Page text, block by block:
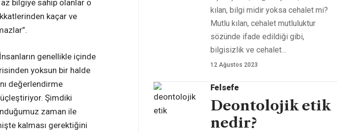
az bilgiye sahip olanlar o
kaçar ve
genellikle içinde
yoksun bir halde
değerlendirme
Şimdiki
zaman ile
kalması gerektiğini
kılan, bilgi midir yoksa cehalet mi?
Mutlu kılan, cehalet mutluluktur
sözünde ifade edildiği gibi,
bilgisizlik ve cehalet…
12 Ağustos 2023
Felsefe
Deontolojik etik
nedir?